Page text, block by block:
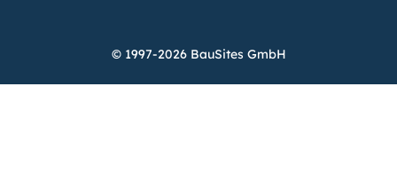
© 1997-2026 BauSites GmbH